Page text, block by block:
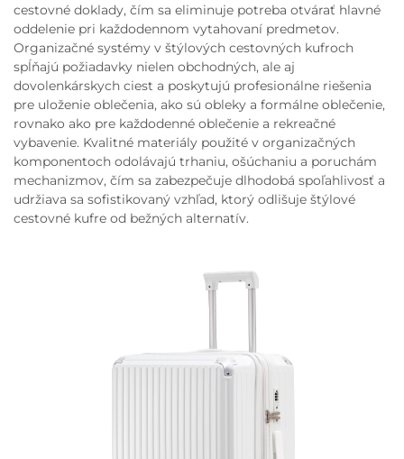
cestovné doklady, čím sa eliminuje potreba otvárať hlavné
oddelenie pri každodennom vytahovaní predmetov.
Organizačné systémy v štýlových cestovných kufroch
spĺňajú požiadavky nielen obchodných, ale aj
dovolenkárskych ciest a poskytujú profesionálne riešenia
pre uloženie oblečenia, ako sú obleky a formálne oblečenie,
rovnako ako pre každodenné oblečenie a rekreačné
vybavenie. Kvalitné materiály použité v organizačných
komponentoch odolávajú trhaniu, ošúchaniu a poruchám
mechanizmov, čím sa zabezpečuje dlhodobá spoľahlivosť a
udržiava sa sofistikovaný vzhľad, ktorý odlišuje štýlové
cestovné kufre od bežných alternatív.